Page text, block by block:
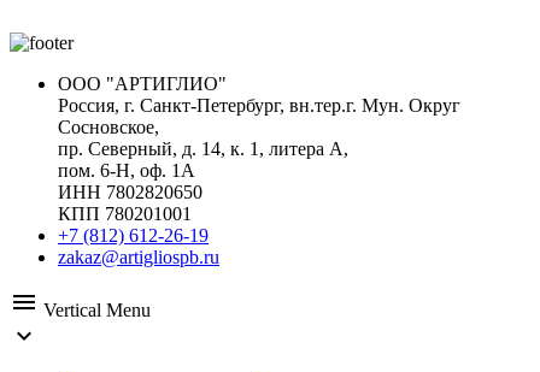
ООО "АРТИГЛИО"
Россия, г. Санкт-Петербург, вн.тер.г. Мун. Округ
Сосновское,
пр. Северный, д. 14, к. 1, литера А,
пом. 6-Н, оф. 1А
ИНН 7802820650
КПП 780201001
+7 (812) 612-26-19
zakaz@artigliospb.ru
menu Vertical Menu
expand_more